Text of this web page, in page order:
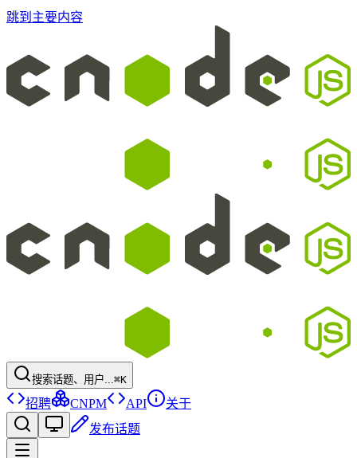
跳到主要内容
搜索话题、用户...⌘K
招聘 CNPM API
关于
发布话题